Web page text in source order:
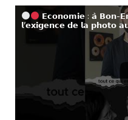
𝗘𝗰𝗼𝗻𝗼𝗺𝗶𝗲 : 𝗮̀ 𝗕𝗼𝗻-
𝗹’𝗲𝘅𝗶𝗴𝗲𝗻𝗰𝗲 𝗱𝗲 𝗹𝗮 𝗽𝗵𝗼𝘁𝗼